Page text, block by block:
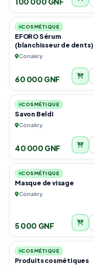
COSMÉTIQUE
EFORO Sérum
(blanchisseur de dents)
Conakry
60 000 GNF
COSMÉTIQUE
Savon Beldi
Conakry
40 000 GNF
COSMÉTIQUE
Masque de visage
Conakry
5 000 GNF
COSMÉTIQUE
Produits cosmétiques